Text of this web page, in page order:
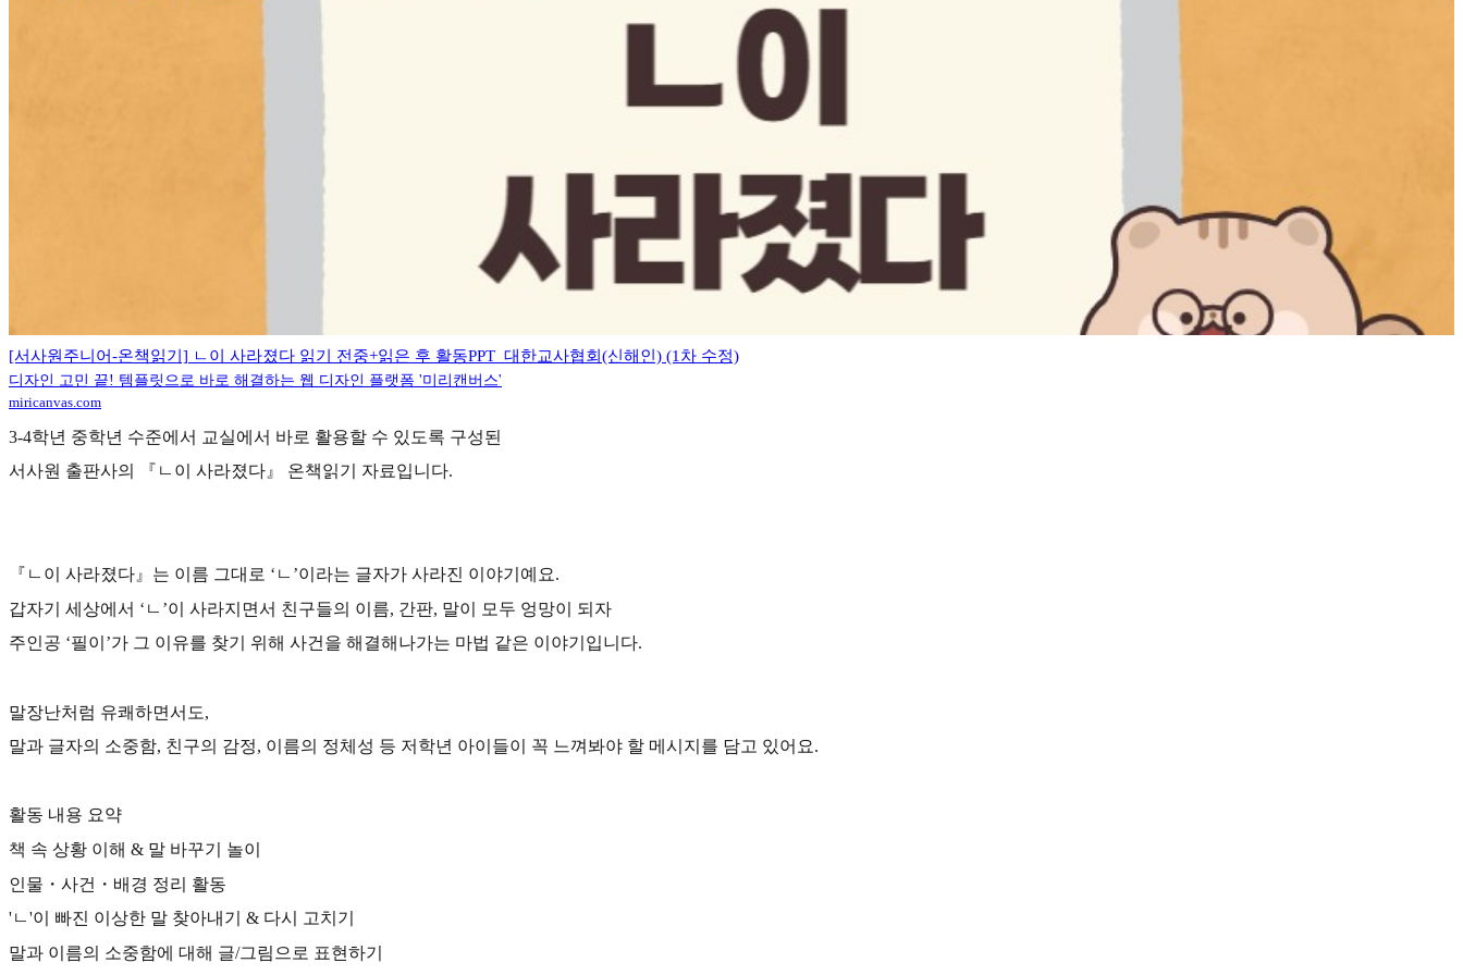
[서사원주니어-온책읽기] ㄴ이 사라졌다 읽기 전중+읽은 후 활동PPT_대한교사협회(신해인) (1차 수정)
디자인 고민 끝! 템플릿으로 바로 해결하는 웹 디자인 플랫폼 '미리캔버스'
miricanvas.com
3-4학년 중학년 수준에서 교실에서 바로 활용할 수 있도록 구성된
서사원 출판사의 『ㄴ이 사라졌다』 온책읽기 자료입니다.
『ㄴ이 사라졌다』는 이름 그대로 ‘ㄴ’이라는 글자가 사라진 이야기예요.
갑자기 세상에서 ‘ㄴ’이 사라지면서 친구들의 이름, 간판, 말이 모두 엉망이 되자
주인공 ‘필이’가 그 이유를 찾기 위해 사건을 해결해나가는 마법 같은 이야기입니다.
말장난처럼 유쾌하면서도,
말과 글자의 소중함, 친구의 감정, 이름의 정체성 등 저학년 아이들이 꼭 느껴봐야 할 메시지를 담고 있어요.
활동 내용 요약
책 속 상황 이해 & 말 바꾸기 놀이
인물・사건・배경 정리 활동
'ㄴ'이 빠진 이상한 말 찾아내기 & 다시 고치기
말과 이름의 소중함에 대해 글/그림으로 표현하기